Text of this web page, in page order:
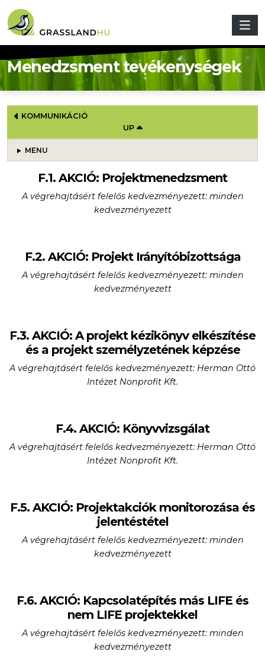
Menedzsment tevékenységek
BOOK TRAVERSAL LINKS FOR
KOMMUNIKÁCIÓ
UP
MENU
F.1. AKCIÓ: Projektmenedzsment
A végrehajtásért felelős kedvezményezett: minden
kedvezményezett
F.2. AKCIÓ: Projekt Irányítóbizottsága
A végrehajtásért felelős kedvezményezett: minden
kedvezményezett
F.3. AKCIÓ: A projekt kézikönyv elkészítése
és a projekt személyzetének képzése
A végrehajtásért felelős kedvezményezett: Herman Ottó
Intézet Nonprofit Kft.
F.4. AKCIÓ: Könyvvizsgálat
A végrehajtásért felelős kedvezményezett: Herman Ottó
Intézet Nonprofit Kft.
F.5. AKCIÓ: Projektakciók monitorozása és
jelentéstétel
A végrehajtásért felelős kedvezményezett: minden
kedvezményezett
F.6. AKCIÓ: Kapcsolatépítés más LIFE és
nem LIFE projektekkel
A végrehajtásért felelős kedvezményezett: minden
kedvezményezett